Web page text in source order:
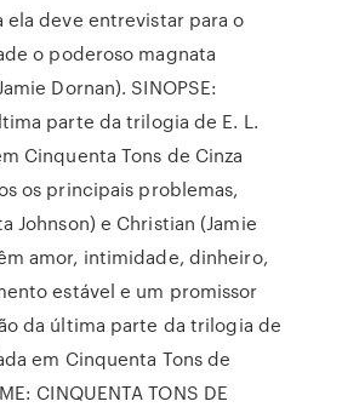
ela deve entrevistar para o
o poderoso magnata
Dornan). SINOPSE:
parte da trilogia de E. L.
Cinquenta Tons de Cinza
os principais problemas,
Johnson) e Christian (Jamie
amor, intimidade, dinheiro,
estável e um promissor
da última parte da trilogia de
em Cinquenta Tons de
CINQUENTA TONS DE